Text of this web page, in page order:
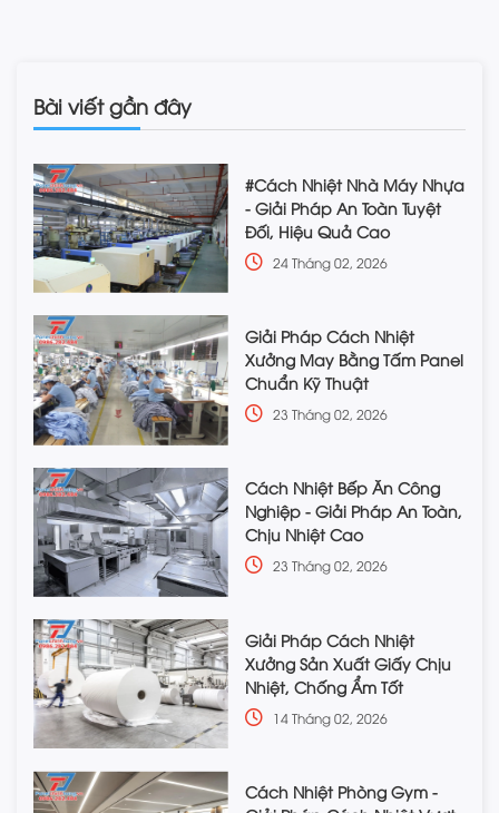
Bài viết gần đây
#Cách Nhiệt Nhà Máy Nhựa
- Giải Pháp An Toàn Tuyệt
Đối, Hiệu Quả Cao
24 Tháng 02, 2026
Giải Pháp Cách Nhiệt
Xưởng May Bằng Tấm Panel
Chuẩn Kỹ Thuật
23 Tháng 02, 2026
Cách Nhiệt Bếp Ăn Công
Nghiệp - Giải Pháp An Toàn,
Chịu Nhiệt Cao
23 Tháng 02, 2026
Giải Pháp Cách Nhiệt
Xưởng Sản Xuất Giấy Chịu
Nhiệt, Chống Ẩm Tốt
14 Tháng 02, 2026
Cách Nhiệt Phòng Gym -